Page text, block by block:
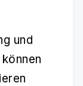
und